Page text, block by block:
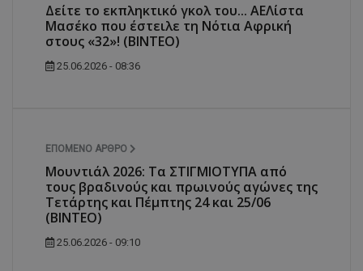
Δείτε το εκπληκτικό γκολ του... ΑΕΛίστα
Μασέκο που έστειλε τη Νότια Αφρική
στους «32»! (ΒΙΝΤΕΟ)
25.06.2026 - 08:36
ΕΠΌΜΕΝΟ ΆΡΘΡΟ
Μουντιάλ 2026: Τα ΣΤΙΓΜΙΟΤΥΠΑ από
τους βραδινούς και πρωινούς αγώνες της
Τετάρτης και Πέμπτης 24 και 25/06
(ΒΙΝΤΕΟ)
25.06.2026 - 09:10